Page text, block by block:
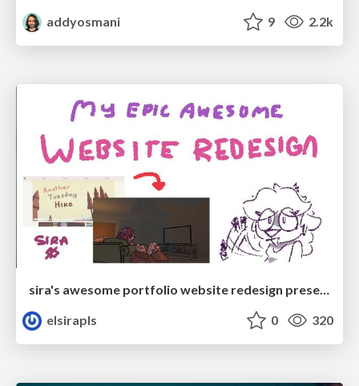
addyosmani
9 2.2k
sira's awesome portfolio website redesign presentation
elsirapls
0 320